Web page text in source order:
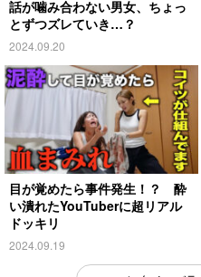
話が噛み合わない男女、ちょっ
とずつズレていき…？
2024.09.20
目が覚めたら事件発生！？ 酔
い潰れたYouTuberに超リアル
ドッキリ
2024.09.19